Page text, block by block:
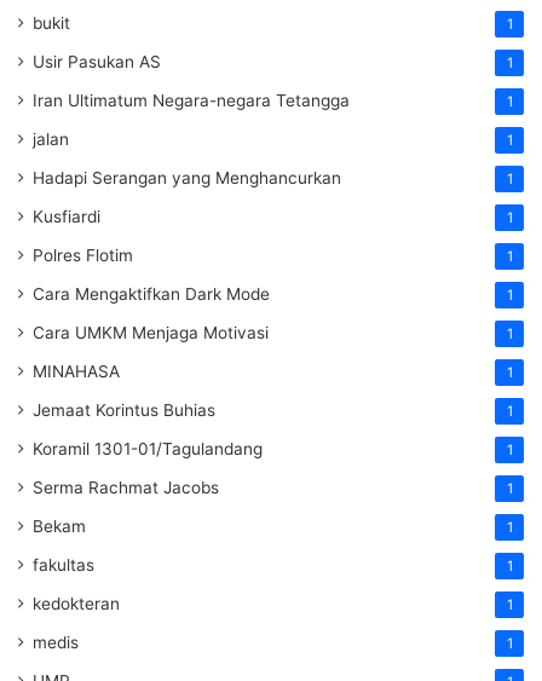
bukit 1
Usir Pasukan AS 1
Iran Ultimatum Negara-negara Tetangga 1
jalan 1
Hadapi Serangan yang Menghancurkan 1
Kusfiardi 1
Polres Flotim 1
Cara Mengaktifkan Dark Mode 1
Cara UMKM Menjaga Motivasi 1
MINAHASA 1
Jemaat Korintus Buhias 1
Koramil 1301-01/Tagulandang 1
Serma Rachmat Jacobs 1
Bekam 1
fakultas 1
kedokteran 1
medis 1